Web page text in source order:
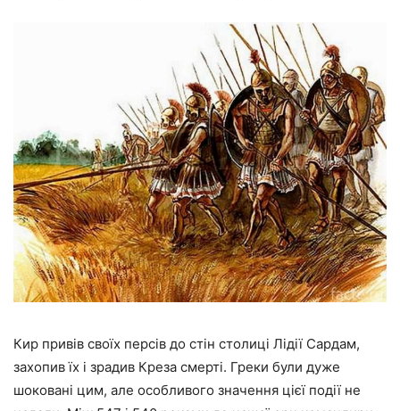
Кир привів своїх персів до стін столиці Лідії Сардам,
захопив їх і зрадив Креза смерті. Греки були дуже
шоковані цим, але особливого значення цієї події не